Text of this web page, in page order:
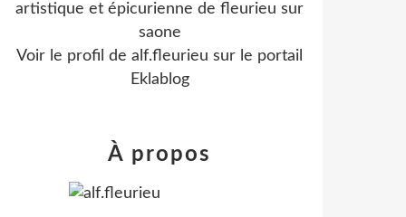
artistique et épicurienne de fleurieu sur
saone
Voir le profil de alf.fleurieu sur le portail
Eklablog
À propos